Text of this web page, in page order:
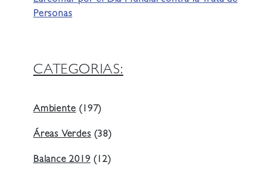
Personas
CATEGORIAS:
Ambiente (197)
Áreas Verdes (38)
Balance 2019 (12)